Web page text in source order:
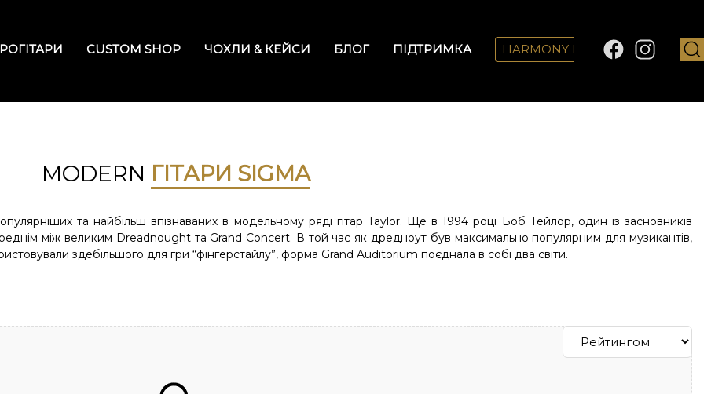
CUSTOM SHOP ЧОХЛИ & КЕЙСИ БЛОГ ПІДТРИМКА HARMONY LAB
MODERN ГІТАРИ SIGMA
та найбільш впізнаваних в модельному ряді гітар Taylor. Ще в 1994 році Боб Тейлор, один із засновників
між великим Dreadnought та Grand Concert. В той час як дредноут був максимально популярним для музикантів,
здебільшого для гри “фінгерстайлу”, форма Grand Auditorium поєднала в собі два світи.